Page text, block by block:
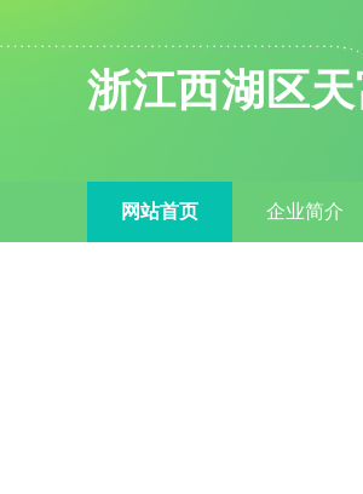
浙江西湖区
网站首页 企业简介